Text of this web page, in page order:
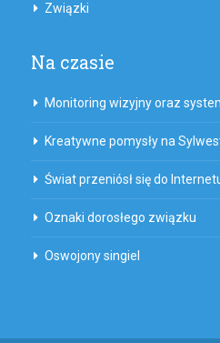
Związki
Na czasie
Monitoring wizyjny oraz
Kreatywne pomysły na
Świat przeniósł się do
Oznaki dorosłego związku
Oswojony singiel